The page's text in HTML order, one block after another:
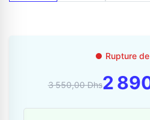
Envoyer un message
Rupture
3 550,00 Dhs2